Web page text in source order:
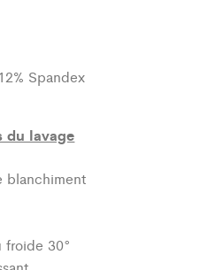
Spandex
du lavage
blanchiment
froide 30°